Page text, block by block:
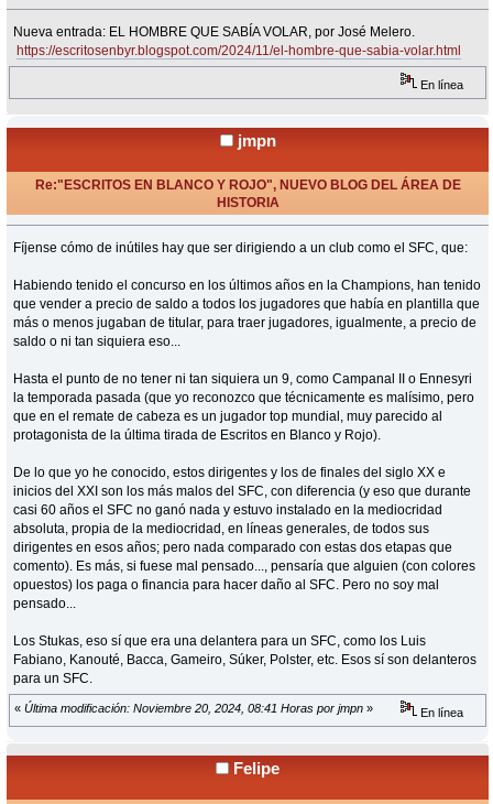
Nueva entrada: EL HOMBRE QUE SABÍA VOLAR, por José Melero.
https://escritosenbyr.blogspot.com/2024/11/el-hombre-que-sabia-volar.html
En línea
jmpn
Re:"ESCRITOS EN BLANCO Y ROJO", NUEVO BLOG DEL ÁREA DE
HISTORIA
Fíjense cómo de inútiles hay que ser dirigiendo a un club como el SFC, que:
Habiendo tenido el concurso en los últimos años en la Champions, han tenido
que vender a precio de saldo a todos los jugadores que había en plantilla que
más o menos jugaban de titular, para traer jugadores, igualmente, a precio de
saldo o ni tan siquiera eso...
Hasta el punto de no tener ni tan siquiera un 9, como Campanal II o Ennesyri
la temporada pasada (que yo reconozco que técnicamente es malísimo, pero
que en el remate de cabeza es un jugador top mundial, muy parecido al
protagonista de la última tirada de Escritos en Blanco y Rojo).
De lo que yo he conocido, estos dirigentes y los de finales del siglo XX e
inicios del XXI son los más malos del SFC, con diferencia (y eso que durante
casi 60 años el SFC no ganó nada y estuvo instalado en la mediocridad
absoluta, propia de la mediocridad, en líneas generales, de todos sus
dirigentes en esos años; pero nada comparado con estas dos etapas que
comento). Es más, si fuese mal pensado..., pensaría que alguien (con colores
opuestos) los paga o financia para hacer daño al SFC. Pero no soy mal
pensado...
Los Stukas, eso sí que era una delantera para un SFC, como los Luis
Fabiano, Kanouté, Bacca, Gameiro, Súker, Polster, etc. Esos sí son delanteros
para un SFC.
« Última modificación: Noviembre 20, 2024, 08:41 Horas por jmpn » En línea
Felipe